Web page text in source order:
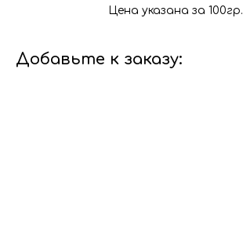
Цена указана за 100гр.
Добавьте к заказу: